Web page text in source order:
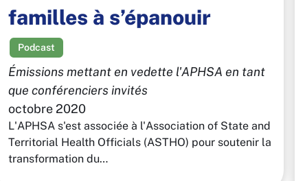
familles à s’épanouir
Podcast
Émissions mettant en vedette l'APHSA en tant
que conférenciers invités
octobre 2020
L'APHSA s'est associée à l'Association of State and
Territorial Health Officials (ASTHO) pour soutenir la
transformation du…